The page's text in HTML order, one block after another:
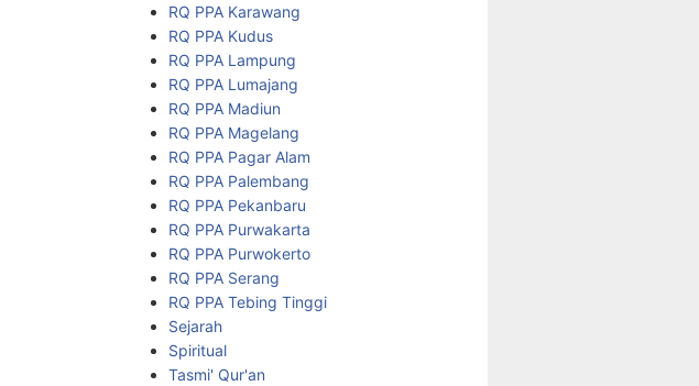
RQ PPA Karawang
RQ PPA Kudus
RQ PPA Lampung
RQ PPA Lumajang
RQ PPA Madiun
RQ PPA Magelang
RQ PPA Pagar Alam
RQ PPA Palembang
RQ PPA Pekanbaru
RQ PPA Purwakarta
RQ PPA Purwokerto
RQ PPA Serang
RQ PPA Tebing Tinggi
Sejarah
Spiritual
Tasmi' Qur'an